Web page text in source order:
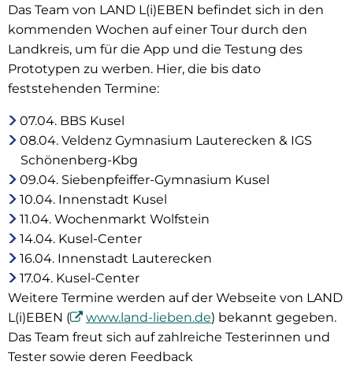
Das Team von LAND L(i)EBEN befindet sich in den
kommenden Wochen auf einer Tour durch den
Landkreis, um für die App und die Testung des
Prototypen zu werben. Hier, die bis dato
feststehenden Termine:
07.04. BBS Kusel
08.04. Veldenz Gymnasium Lauterecken & IGS
Schönenberg-Kbg
09.04. Siebenpfeiffer-Gymnasium Kusel
10.04. Innenstadt Kusel
11.04. Wochenmarkt Wolfstein
14.04. Kusel-Center
16.04. Innenstadt Lauterecken
17.04. Kusel-Center
Weitere Termine werden auf der Webseite von LAND
L(i)EBEN (
www.land-lieben.de) bekannt gegeben.
Das Team freut sich auf zahlreiche Testerinnen und
Tester sowie deren Feedback